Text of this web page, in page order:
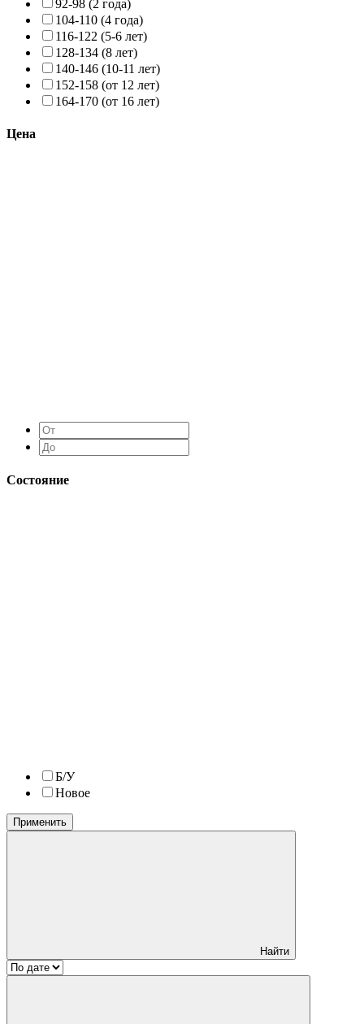
92-98 (2 года)
104-110 (4 года)
116-122 (5-6 лет)
128-134 (8 лет)
140-146 (10-11 лет)
152-158 (от 12 лет)
164-170 (от 16 лет)
Цена
Состояние
Б/У
Новое
Применить
Найти